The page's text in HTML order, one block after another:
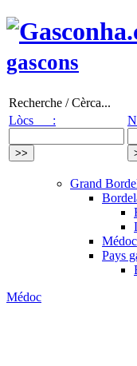
gascons
Recherche / Cèrca...
Lòcs :
Grand
Médoc
Pays
Médoc